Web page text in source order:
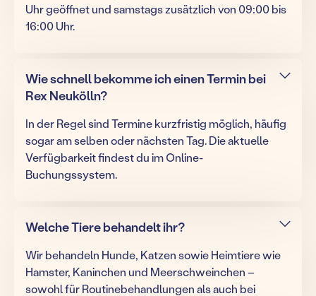
Uhr geöffnet und samstags zusätzlich von 09:00 bis
16:00 Uhr.
Wie schnell bekomme ich einen Termin bei
Rex Neukölln?
In der Regel sind Termine kurzfristig möglich, häufig
sogar am selben oder nächsten Tag. Die aktuelle
Verfügbarkeit findest du im Online-
Buchungssystem.
Welche Tiere behandelt ihr?
Wir behandeln Hunde, Katzen sowie Heimtiere wie
Hamster, Kaninchen und Meerschweinchen –
sowohl für Routinebehandlungen als auch bei